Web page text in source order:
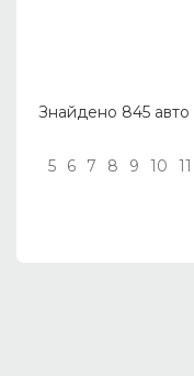
Знайдено 845 авто
5 6 7 8 9 10 11